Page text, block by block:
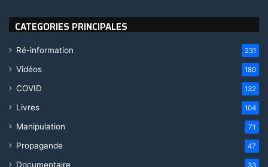
CATEGORIES PRINCIPALES
Ré-information 231
Vidéos 180
COVID 132
Livres 104
Manipulation 71
Propagande 47
Documentaire